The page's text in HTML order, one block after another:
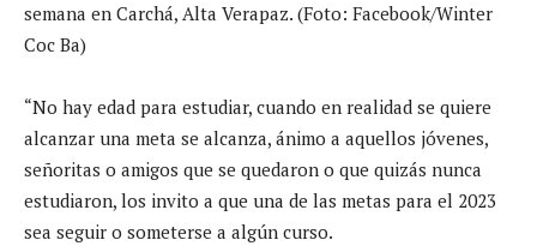
semana en Carchá, Alta Verapaz. (Foto: Facebook/Winter
Coc Ba)
“No hay edad para estudiar, cuando en realidad se quiere
alcanzar una meta se alcanza, ánimo a aquellos jóvenes,
señoritas o amigos que se quedaron o que quizás nunca
estudiaron, los invito a que una de las metas para el 2023
sea seguir o someterse a algún curso.